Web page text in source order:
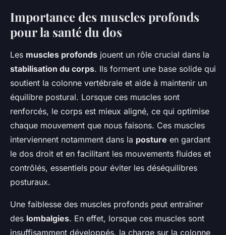
Comment renforcer ses
muscles profonds pour éviter
les lombalgies : Découvrez
leur incroyable impact
Tiago• 11 mars 2025 •
Importance des muscles profonds
pour la santé du dos
Les muscles profonds jouent un rôle crucial dans la
stabilisation du corps. Ils forment une base solide qui
soutient la colonne vertébrale et aide à maintenir un
équilibre postural. Lorsque ces muscles sont
renforcés, le corps est mieux aligné, ce qui optimise
chaque mouvement que nous faisons. Ces muscles
interviennent notamment dans la posture en gardant
le dos droit et en facilitant les mouvements fluides et
contrôlés, essentiels pour éviter les déséquilibres
posturaux.
Une faiblesse des muscles profonds peut entraîner
des lombalgies. En effet, lorsque ces muscles sont
insuffisamment développés, la charge sur la colonne